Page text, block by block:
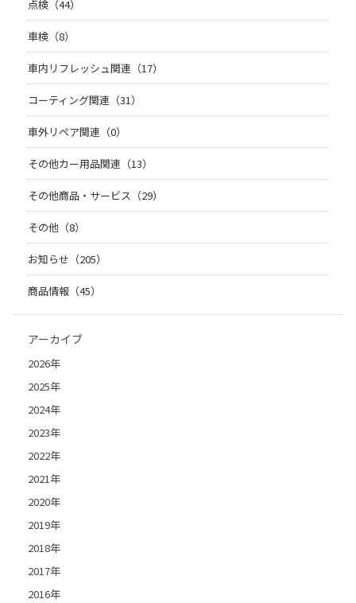
点検（44）
車検（8）
車内リフレッシュ関連（17）
コーティング関連（31）
車外リペア関連（0）
その他カー用品関連（13）
その他商品・サービス（29）
その他（8）
お知らせ（205）
商品情報（45）
アーカイブ
2026年
2025年
2024年
2023年
2022年
2021年
2020年
2019年
2018年
2017年
2016年